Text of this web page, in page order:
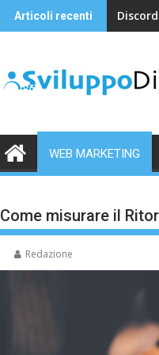
Articoli recenti
WEB MARKETING
Come misurare il
Redazione